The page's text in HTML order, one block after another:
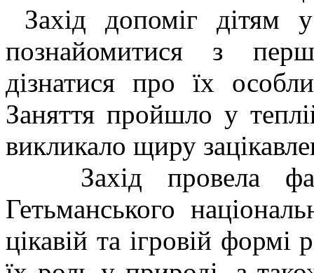
Захід допоміг дітям
познайомитися з
дізнатися про їх
Заняття пройшло у
викликало щиру
Захід провела
Гетьманського
цікавій та ігровій формі